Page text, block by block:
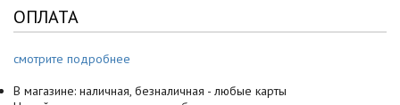
ОПЛАТА
смотрите подробнее
В магазине: наличная, безналичная - любые карты